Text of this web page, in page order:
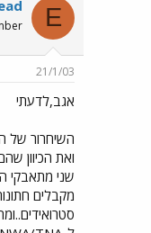
E
21/1/03
אגב,לדעתי
ואת הכיוון
שני מתאבקי
מקבלים